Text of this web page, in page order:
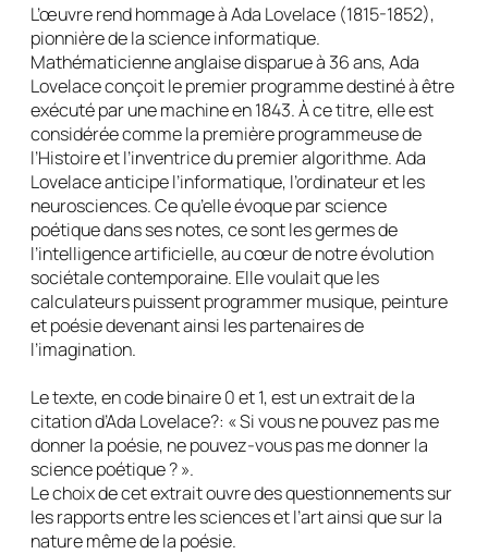
L’œuvre rend hommage à Ada Lovelace (1815-1852),
pionnière de la science informatique.
Mathématicienne anglaise disparue à 36 ans, Ada
Lovelace conçoit le premier programme destiné à être
exécuté par une machine en 1843. À ce titre, elle est
considérée comme la première programmeuse de
l’Histoire et l’inventrice du premier algorithme. Ada
Lovelace anticipe l’informatique, l’ordinateur et les
neurosciences. Ce qu’elle évoque par science
poétique dans ses notes, ce sont les germes de
l’intelligence artificielle, au cœur de notre évolution
sociétale contemporaine. Elle voulait que les
calculateurs puissent programmer musique, peinture
et poésie devenant ainsi les partenaires de
l’imagination.
Le texte, en code binaire 0 et 1, est un extrait de la
citation d’Ada Lovelace?: « Si vous ne pouvez pas me
donner la poésie, ne pouvez-vous pas me donner la
science poétique ? ».
Le choix de cet extrait ouvre des questionnements sur
les rapports entre les sciences et l’art ainsi que sur la
nature même de la poésie.